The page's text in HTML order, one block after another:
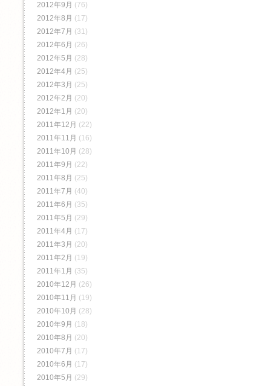
2012年9月 (76)
2012年8月 (17)
2012年7月 (31)
2012年6月 (26)
2012年5月 (28)
2012年4月 (25)
2012年3月 (25)
2012年2月 (20)
2012年1月 (20)
2011年12月 (22)
2011年11月 (16)
2011年10月 (28)
2011年9月 (22)
2011年8月 (25)
2011年7月 (40)
2011年6月 (35)
2011年5月 (29)
2011年4月 (17)
2011年3月 (20)
2011年2月 (19)
2011年1月 (35)
2010年12月 (26)
2010年11月 (19)
2010年10月 (28)
2010年9月 (18)
2010年8月 (20)
2010年7月 (17)
2010年6月 (17)
2010年5月 (29)